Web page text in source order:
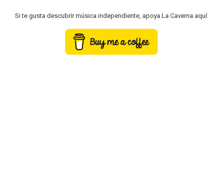
Si te gusta descubrir música independiente, apoya La Caverna aquí: